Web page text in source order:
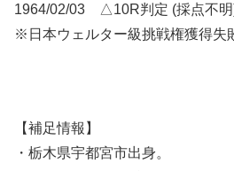
1964/02/03 △10R判定 (採点不
※日本ウェルター級挑戦権獲得失
【補足情報】
・栃木県宇都宮市出身。